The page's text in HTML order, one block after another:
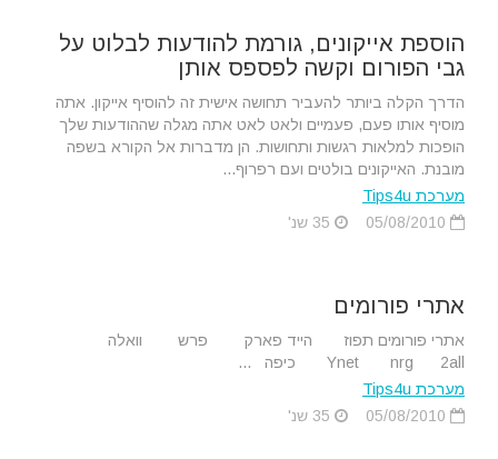
הוספת אייקונים, גורמת להודעות לבלוט על
גבי הפורום וקשה לפספס אותן
הדרך הקלה ביותר להעביר תחושה אישית זה להוסיף אייקון. אתה
מוסיף אותו פעם, פעמיים ולאט לאט אתה מגלה שההודעות שלך
הופכות למלאות רגשות ותחושות. הן מדברות אל הקורא בשפה
מובנת. האייקונים בולטים ועם רפרוף...
מערכת Tips4u
אתרי פורומים
אתרי פורומים תפוז הייד פארק פרש וואלה
Ynet nrg 2all כיפה ...
מערכת Tips4u